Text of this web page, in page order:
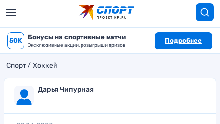
50K Бонусы на спортивные матчи
Эксклюзивные акции, розыгрыши призов
Подробнее
Спорт Хоккей
Дарья Чипурная